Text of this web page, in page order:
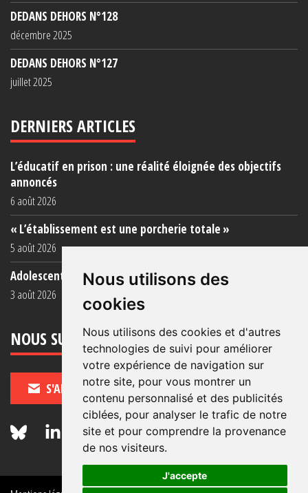
Nous utilisons des
cookies
Nous utilisons des cookies et d'autres
technologies de suivi pour améliorer
votre expérience de navigation sur
notre site, pour vous montrer un
contenu personnalisé et des publicités
ciblées, pour analyser le trafic de notre
site et pour comprendre la provenance
de nos visiteurs.
J'accepte
DEDANS DEHORS N°128
décembre 2025
DEDANS DEHORS N°127
juillet 2025
DERNIERS ARTICLES
L’éducatif en prison : une réalité éloignée des objectifs
annoncés
6 août 2026
« L’établissement est une porcherie totale »
5 août 2026
Adolescent·es incarcéré·es : une faillite collective
3 août 2026
NOUS SUIVRE
S'ABONNER